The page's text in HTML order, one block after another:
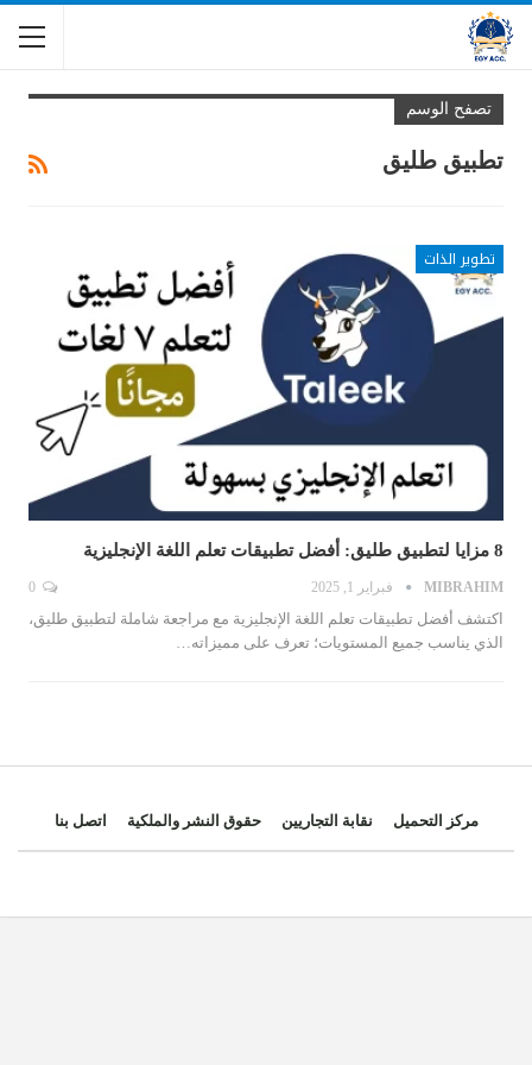
تصفح الوسم
تطبيق طليق
تطوير الذات
8 مزايا لتطبيق طليق: أفضل تطبيقات تعلم اللغة الإنجليزية
MIBRAHIM فبراير 1, 2025
اكتشف أفضل تطبيقات تعلم اللغة الإنجليزية مع مراجعة شاملة لتطبيق طليق،
الذي يناسب جميع المستويات؛ تعرف على مميزاته…
مركز التحميل نقابة التجاريين حقوق النشر والملكية اتصل بنا